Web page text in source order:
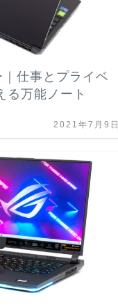
仕事とプライベ
る万能ノート
2021年7月9日